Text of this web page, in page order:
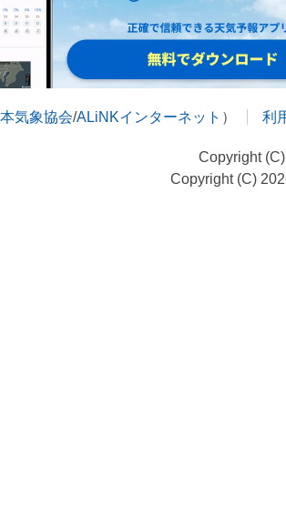
気象協会/ALiNKインターネット ） 利
Copyright
Copyright (C)